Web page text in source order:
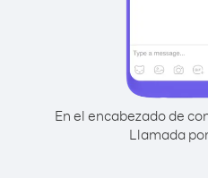
En el encabezado de
Llamada